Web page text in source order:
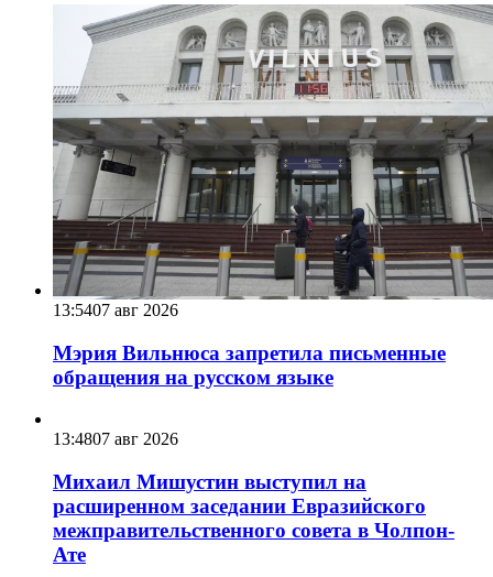
13:5407 авг 2026
Мэрия Вильнюса запретила письменные
обращения на русском языке
13:4807 авг 2026
Михаил Мишустин выступил на
расширенном заседании Евразийского
межправительственного совета в Чолпон-
Ате